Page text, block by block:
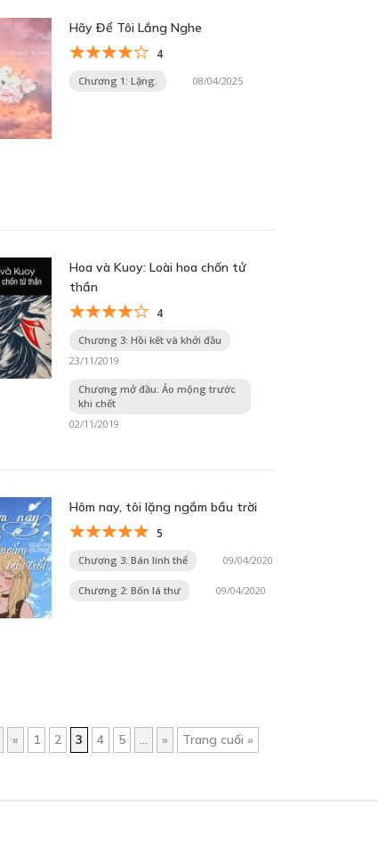
Hãy Để Tôi Lắng Nghe
4
Chương 1: Lặng. 08/04/2025
Hoa và Kuoy: Loài hoa chốn tử
thần
4
Chương 3: Hồi kết và khởi đầu
23/11/2019
Chương mở đầu: Ảo mộng trước
khi chết
02/11/2019
Hôm nay, tôi lặng ngắm bầu trời
5
Chương 3: Bán linh thể 09/04/2020
Chương 2: Bốn lá thư 09/04/2020
« 1 2 3 4 5 » Trang cuối »